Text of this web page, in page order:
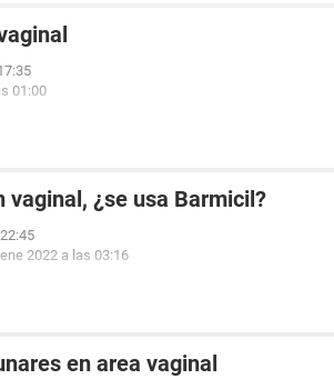
01:00
vaginal, ¿se usa Barmicil?
2022 a las 03:16
en area vaginal